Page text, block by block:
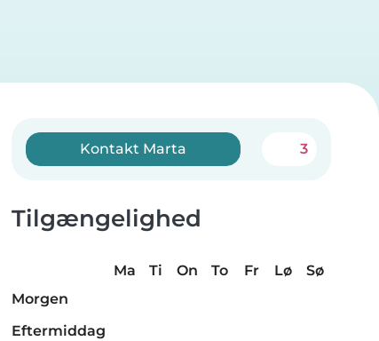
Kontakt Marta 3
Tilgængelighed
Ma Ti On To Fr Lø
Sø
Morgen
Eftermiddag